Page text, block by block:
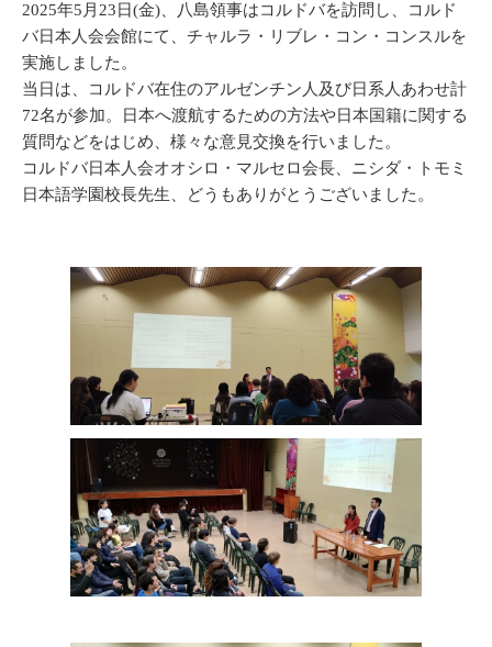
2025年5月23日(金)、 八島領事はコルドバを訪問し、コルド
バ日本人会会館にて、チャルラ・リブレ・コン・コンスルを
実施しました。
当日は、コルドバ在住のアルゼンチン人及び日系人あわせ計
72名が参加。日本へ渡航するための方法や日本国籍に関する
質問などをはじめ、様々な意見交換を行いました。
コルドバ日本人会オオシロ・マルセロ会長、ニシダ・トモミ
日本語学園校長先生、どうもありがとうございました。